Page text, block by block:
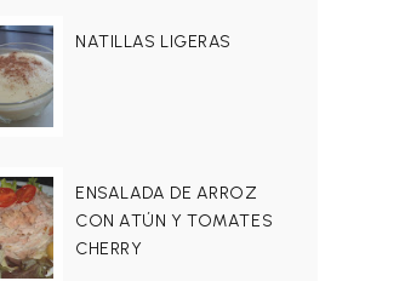
NATILLAS LIGERAS
ENSALADA DE ARROZ
CON ATÚN Y TOMATES
CHERRY